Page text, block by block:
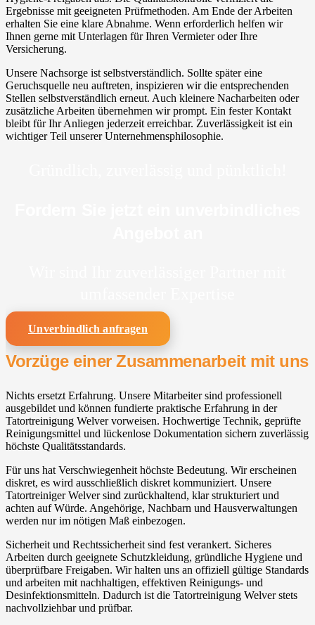
Ergebnisse mit geeigneten Prüfmethoden. Am Ende der Arbeiten
erhalten Sie eine klare Abnahme. Wenn erforderlich helfen wir
Ihnen gerne mit Unterlagen für Ihren Vermieter oder Ihre
Versicherung.
Unsere Nachsorge ist selbstverständlich. Sollte später eine
Geruchsquelle neu auftreten, inspizieren wir die entsprechenden
Stellen selbstverständlich erneut. Auch kleinere Nacharbeiten oder
zusätzliche Arbeiten übernehmen wir prompt. Ein fester Kontakt
bleibt für Ihr Anliegen jederzeit erreichbar. Zuverlässigkeit ist ein
wichtiger Teil unserer Unternehmensphilosophie.
Unverbindlich anfragen
Vorzüge einer Zusammenarbeit mit uns
Nichts ersetzt Erfahrung. Unsere Mitarbeiter sind professionell
ausgebildet und können fundierte praktische Erfahrung in der
Tatortreinigung Welver vorweisen. Hochwertige Technik, geprüfte
Reinigungsmittel und lückenlose Dokumentation sichern zuverlässig
höchste Qualitätsstandards.
Für uns hat Verschwiegenheit höchste Bedeutung. Wir erscheinen
diskret, es wird ausschließlich diskret kommuniziert. Unsere
Tatortreiniger Welver sind zurückhaltend, klar strukturiert und
achten auf Würde. Angehörige, Nachbarn und Hausverwaltungen
werden nur im nötigen Maß einbezogen.
Sicherheit und Rechtssicherheit sind fest verankert. Sicheres
Arbeiten durch geeignete Schutzkleidung, gründliche Hygiene und
überprüfbare Freigaben. Wir halten uns an offiziell gültige Standards
und arbeiten mit nachhaltigen, effektiven Reinigungs- und
Desinfektionsmitteln. Dadurch ist die Tatortreinigung Welver stets
nachvollziehbar und prüfbar.